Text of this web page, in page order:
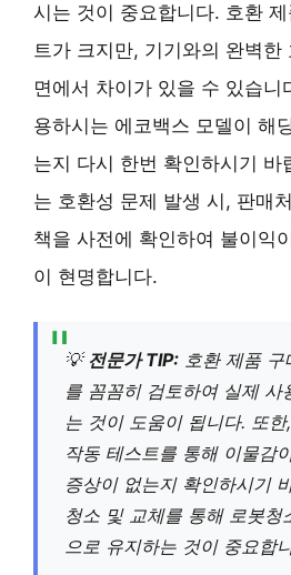
시는 것이 중요합니다. 호환
트가 크지만, 기기와의 완벽한
면에서 차이가 있을 수 있습
용하시는 에코백스 모델이 해
는지 다시 한번 확인하시기 바
는 호환성 문제 발생 시, 판매
책을 사전에 확인하여 불이익
이 현명합니다.
💡 전문가 TIP: 호환 제품
를 꼼꼼히 검토하여 실제 사
는 것이 도움이 됩니다. 또
작동 테스트를 통해 이물감
증상이 없는지 확인하시기
청소 및 교체를 통해 로봇청
으로 유지하는 것이 중요합